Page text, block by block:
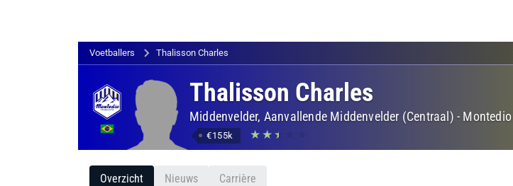
Voetballers Thalisson Charles
Thalisson Charles
Middenvelder, Aanvallende Middenvelder (Centraal)- Montedio
€155k
Overzicht Nieuws Carrière